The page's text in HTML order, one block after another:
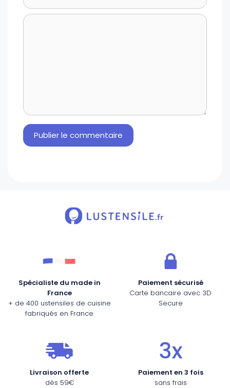
Spécialiste du made in
France
+ de 400 ustensiles de cuisine
fabriqués en France
Paiement sécurisé
Carte bancaire avec 3D
Secure
Livraison offerte
dès 59€
Paiement en 3 fois
sans frais